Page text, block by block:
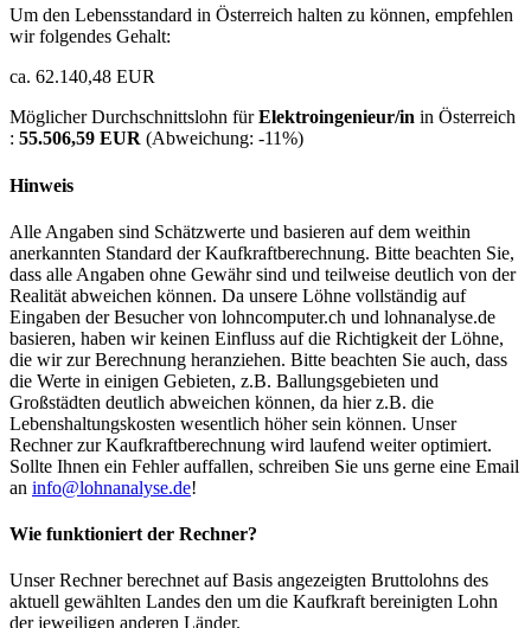
Um den Lebensstandard in Österreich halten zu können, empfehlen
wir folgendes Gehalt:
ca. 62.140,48 EUR
Möglicher Durchschnittslohn fürElektroingenieur/in in Österreich
: 55.506,59 EUR (Abweichung: -11%)
Hinweis
Alle Angaben sind Schätzwerte und basieren auf dem weithin
anerkannten Standard der Kaufkraftberechnung. Bitte beachten Sie,
dass alle Angaben ohne Gewähr sind und teilweise deutlich von der
Realität abweichen können. Da unsere Löhne vollständig auf
Eingaben der Besucher von lohncomputer.ch und lohnanalyse.de
basieren, haben wir keinen Einfluss auf die Richtigkeit der Löhne,
die wir zur Berechnung heranziehen. Bitte beachten Sie auch, dass
die Werte in einigen Gebieten, z.B. Ballungsgebieten und
Großstädten deutlich abweichen können, da hier z.B. die
Lebenshaltungskosten wesentlich höher sein können. Unser
Rechner zur Kaufkraftberechnung wird laufend weiter optimiert.
Sollte Ihnen ein Fehler auffallen, schreiben Sie uns gerne eine Email
an info@lohnanalyse.de!
Wie funktioniert der Rechner?
Unser Rechner berechnet auf Basis angezeigten Bruttolohns des
aktuell gewählten Landes den um die Kaufkraft bereinigten Lohn
der jeweiligen anderen Länder.